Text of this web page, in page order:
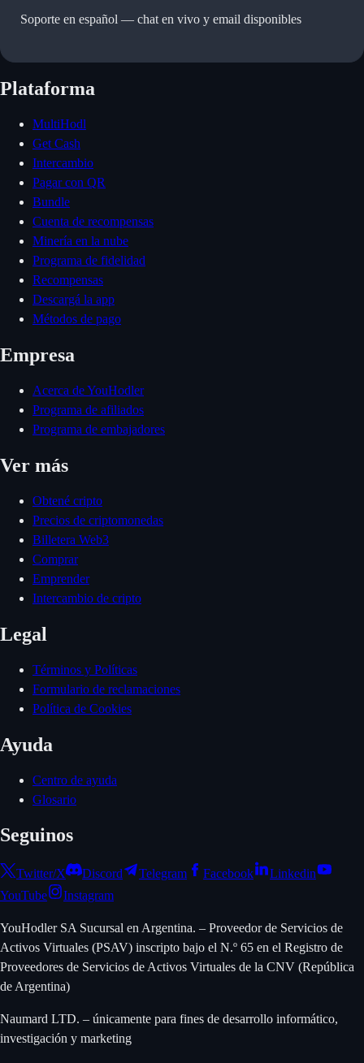
Soporte en español — chat en vivo y email disponibles
Plataforma
MultiHodl
Get Cash
Intercambio
Pagar con QR
Bundle
Cuenta de recompensas
Minería en la nube
Programa de fidelidad
Recompensas
Descargá la app
Métodos de pago
Empresa
Acerca de YouHodler
Programa de afiliados
Programa de embajadores
Ver más
Obtené cripto
Precios de criptomonedas
Billetera Web3
Comprar
Emprender
Intercambio de cripto
Legal
Términos y Políticas
Formulario de reclamaciones
Política de Cookies
Ayuda
Centro de ayuda
Glosario
Seguinos
Twitter/X Discord Telegram Facebook
Linkedin
YouTube
Instagram
YouHodler SA Sucursal en Argentina. – Proveedor de Servicios de
Activos Virtuales (PSAV) inscripto bajo el N.º 65 en el Registro de
Proveedores de Servicios de Activos Virtuales de la CNV (República
de Argentina)
Naumard LTD. – únicamente para fines de desarrollo informático,
investigación y marketing